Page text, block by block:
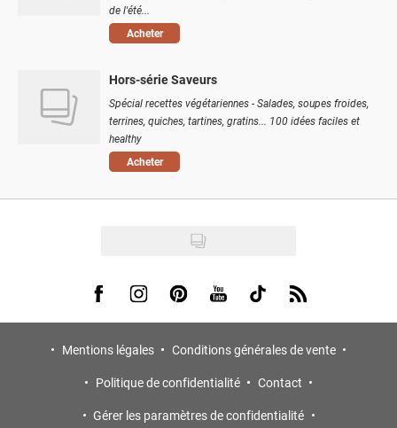
de l'été...
Acheter
Hors-série Saveurs
Spécial recettes végétariennes - Salades, soupes froides,
terrines, quiches, tartines, gratins... 100 idées faciles et
healthy
Acheter
Visit us on Facebook
Visit us on Instagram
Visit us on Pinterest
Visit us on Youtube
Visit us on Tiktok
Visit us on Rss
Mentions légales
Conditions générales de vente
Politique de confidentialité
Contact
Gérer les paramètres de confidentialité